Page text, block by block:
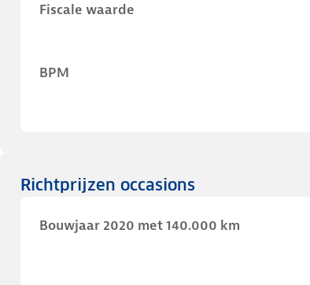
Fiscale waarde
BPM
Richtprijzen occasions
Bouwjaar 2020 met 140.000 km